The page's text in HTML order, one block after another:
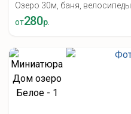
Озеро 30м, баня, велосипеды
от280р.